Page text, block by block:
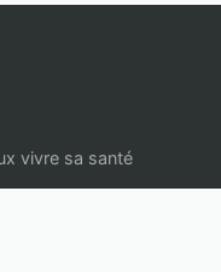
vivre sa santé